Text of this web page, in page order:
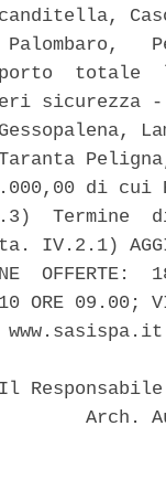
totale
sicurezza -
Taranta
di cui
IV.2.1)
ORE
Arch.